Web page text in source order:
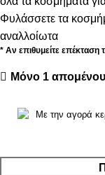
Φυλάσσετε τα
αναλλοίωτα
* Αν επιθυμείτε επέκταση
Μόνο 1
Με την αγορά